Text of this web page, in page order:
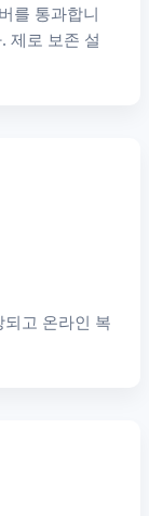
를 통과합니
제로 보존 설
고 온라인 복